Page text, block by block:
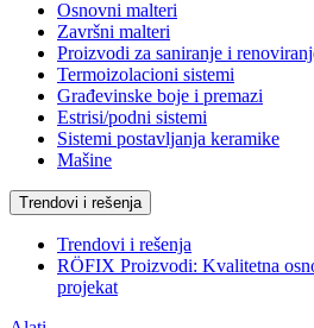
Osnovni malteri
Završni malteri
Proizvodi za saniranje i
Termoizolacioni sistemi
Građevinske boje i premazi
Estrisi/podni sistemi
Sistemi postavljanja keramike
Mašine
Trendovi i rešenja
Trendovi i rešenja
RÖFIX Proizvodi: Kvalitetna
projekat